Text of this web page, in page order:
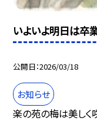
いよいよ明日は卒
公開日 2026/03/18
お知らせ
楽の苑の梅は美しく